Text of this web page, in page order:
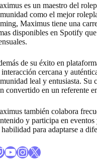
es un maestro del
como el mejor
Maximus tiene una
disponibles en Spotify
de su éxito en
interacción cercana y
leal y entusiasta. Su
convertido en un referente
también colabora
y participa en
habilidad para adaptarse a
canal de Twitch de Maximus
Enlace al canal de Youtube de Maximus
Enlace al perfil de Instagram de Maximus
X